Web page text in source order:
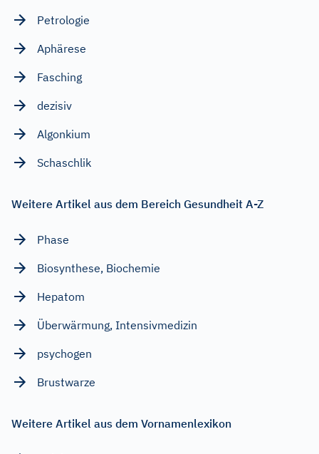
Petrologie
Aphärese
Fasching
dezisiv
Algonkium
Schaschlik
Weitere Artikel aus dem Bereich Gesundheit A-Z
Phase
Biosynthese, Biochemie
Hepatom
Überwärmung, Intensivmedizin
psychogen
Brustwarze
Weitere Artikel aus dem Vornamenlexikon